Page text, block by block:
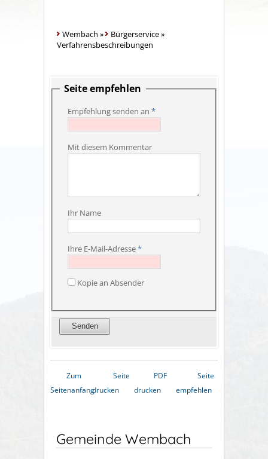
Wembach » Bürgerservice»
Verfahrensbeschreibungen
Seite empfehlen
Empfehlung senden an *
Mit diesem Kommentar
Ihr Name
Ihre E-Mail-Adresse*
Kopie an Absender
Zum
Seitenanfang
Seite
drucken
PDF
drucken
Seite
empfehlen
Gemeinde Wembach